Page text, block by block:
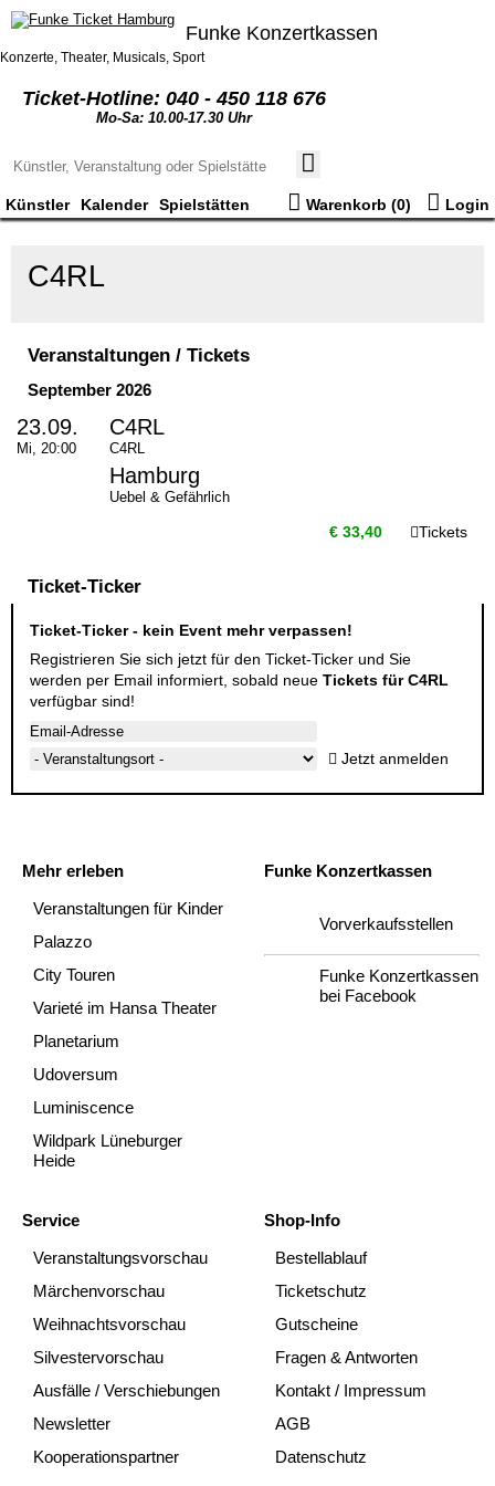
Funke Konzertkassen
Konzerte, Theater, Musicals, Sport
Ticket-Hotline: 040 - 450 118 676
Mo-Sa: 10.00-17.30 Uhr
Künstler Kalender Spielstätten Warenkorb (0) Login
C4RL
Veranstaltungen / Tickets
September 2026
23.09.
Mi, 20:00
C4RL
C4RL
Hamburg
Uebel & Gefährlich
€ 33,40 Tickets
Ticket-Ticker
Ticket-Ticker - kein Event mehr verpassen!
Registrieren Sie sich jetzt für den Ticket-Ticker und Sie
werden per Email informiert, sobald neue Tickets für C4RL
verfügbar sind!
Jetzt anmelden
Mehr erleben
Veranstaltungen für Kinder
Palazzo
City Touren
Varieté im Hansa Theater
Planetarium
Udoversum
Luminiscence
Wildpark Lüneburger
Heide
Funke Konzertkassen
Vorverkaufsstellen
Funke Konzertkassen
bei Facebook
Service
Veranstaltungsvorschau
Märchenvorschau
Weihnachtsvorschau
Silvestervorschau
Ausfälle / Verschiebungen
Newsletter
Kooperationspartner
Shop-Info
Bestellablauf
Ticketschutz
Gutscheine
Fragen & Antworten
Kontakt / Impressum
AGB
Datenschutz